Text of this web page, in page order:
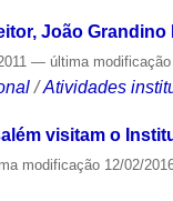
João Grandino
— última modificação
/Atividades
visitam o
modificação 12/02/